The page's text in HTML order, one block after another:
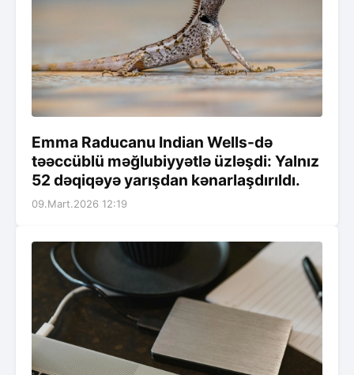
Emma Raducanu Indian Wells-də
təəccüblü məğlubiyyətlə üzləşdi: Yalnız
52 dəqiqəyə yarışdan kənarlaşdırıldı.
09.Mart.2026 12:19